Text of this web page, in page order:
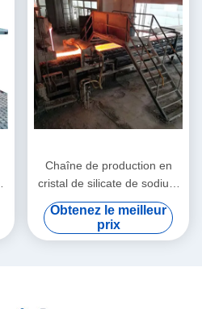
Chaîne de production en
cristal de silicate de sodium
100TPD en verre d'eau du
mode 3
Obtenez le meilleur
prix